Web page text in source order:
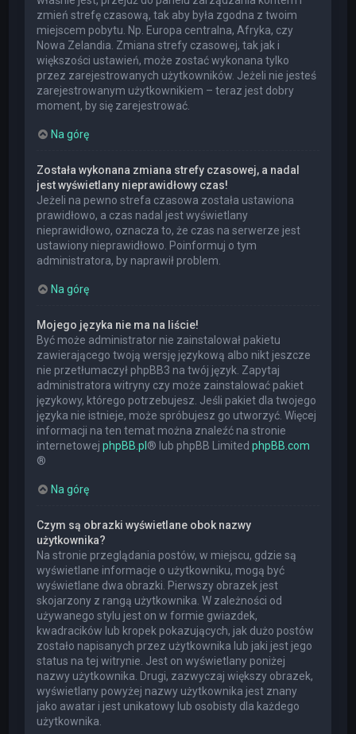
zmień strefę czasową, tak aby była zgodna z twoim
miejscem pobytu. Np. Europa centralna, Afryka, czy
Nowa Zelandia. Zmiana strefy czasowej, tak jak i
większości ustawień, może zostać wykonana tylko
przez zarejestrowanych użytkowników. Jeżeli nie jesteś
zarejestrowanym użytkownikiem – teraz jest dobry
moment, by się zarejestrować.
Na górę
Została wykonana zmiana strefy czasowej, a nadal
jest wyświetlany nieprawidłowy czas!
Jeżeli na pewno strefa czasowa została ustawiona
prawidłowo, a czas nadal jest wyświetlany
nieprawidłowo, oznacza to, że czas na serwerze jest
ustawiony nieprawidłowo. Poinformuj o tym
administratora, by naprawił problem.
Na górę
Mojego języka nie ma na liście!
Być może administrator nie zainstalował pakietu
zawierającego twoją wersję językową albo nikt jeszcze
nie przetłumaczył phpBB3 na twój język. Zapytaj
administratora witryny czy może zainstalować pakiet
językowy, którego potrzebujesz. Jeśli pakiet dla twojego
języka nie istnieje, może spróbujesz go utworzyć. Więcej
informacji na ten temat można znaleźć na stronie
internetowejphpBB.pl ® lub phpBB LimitedphpBB.com
®
Na górę
Czym są obrazki wyświetlane obok nazwy
użytkownika?
Na stronie przeglądania postów, w miejscu, gdzie są
wyświetlane informacje o użytkowniku, mogą być
wyświetlane dwa obrazki. Pierwszy obrazek jest
skojarzony z rangą użytkownika. W zależności od
używanego stylu jest on w formie gwiazdek,
kwadracików lub kropek pokazujących, jak dużo postów
zostało napisanych przez użytkownika lub jaki jest jego
status na tej witrynie. Jest on wyświetlany poniżej
nazwy użytkownika. Drugi, zazwyczaj większy obrazek,
wyświetlany powyżej nazwy użytkownika jest znany
jako awatar i jest unikatowy lub osobisty dla każdego
użytkownika.